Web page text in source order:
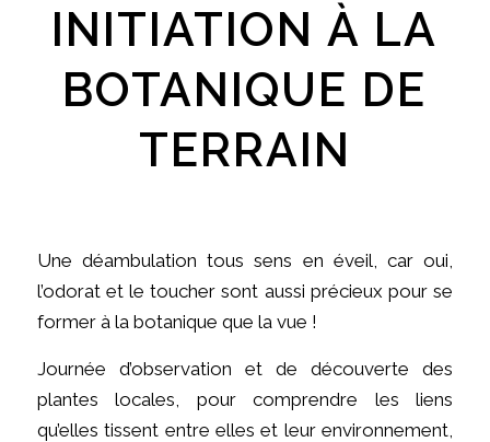
INITIATION À LA
BOTANIQUE DE
TERRAIN
Une déambulation tous sens en éveil, car oui,
l’odorat et le toucher sont aussi précieux pour se
former à la botanique que la vue !
Journée d’observation et de découverte des
plantes locales, pour comprendre les liens
qu’elles tissent entre elles et leur environnement,